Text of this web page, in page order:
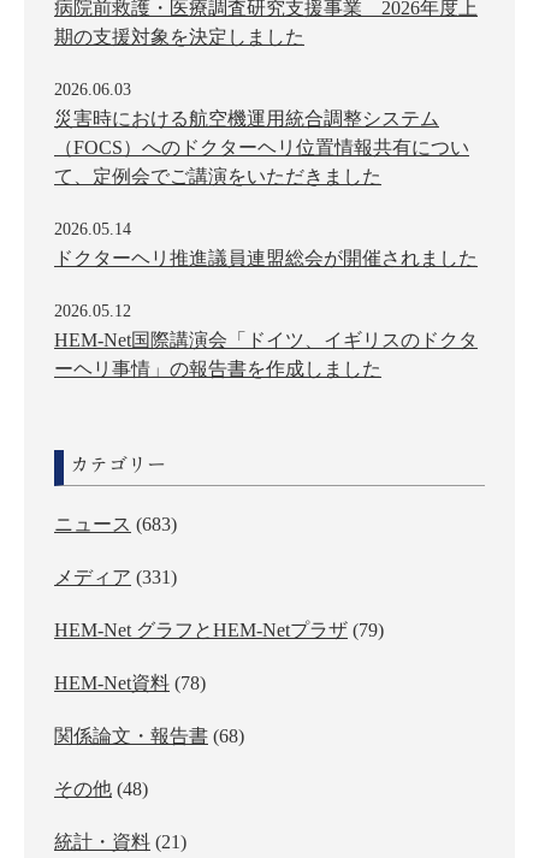
病院前救護・医療調査研究支援事業 2026年度上
期の支援対象を決定しました
2026.06.03
災害時における航空機運用統合調整システム
（FOCS）へのドクターヘリ位置情報共有につい
て、定例会でご講演をいただきました
2026.05.14
ドクターヘリ推進議員連盟総会が開催されました
2026.05.12
HEM-Net国際講演会「ドイツ、イギリスのドクタ
ーヘリ事情」の報告書を作成しました
カテゴリー
ニュース (683)
メディア (331)
HEM-Net グラフとHEM-Netプラザ (79)
HEM-Net資料 (78)
関係論文・報告書 (68)
その他 (48)
統計・資料 (21)